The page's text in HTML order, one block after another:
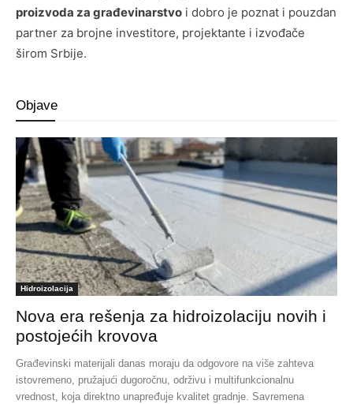
proizvoda za građevinarstvo i dobro je poznat i pouzdan
partner za brojne investitore, projektante i izvođače
širom Srbije.
Objave
Hidroizolacija
Nova era rešenja za hidroizolaciju novih i
postojećih krovova
Građevinski materijali danas moraju da odgovore na više zahteva
istovremeno, pružajući dugoročnu, održivu i multifunkcionalnu
vrednost, koja direktno unapređuje kvalitet gradnje. Savremena